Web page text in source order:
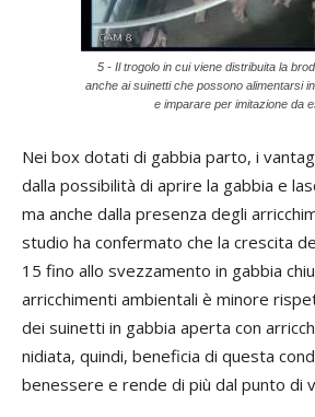
5 - Il trogolo in cui viene distribuita la
anche ai suinetti che possono alimentarsi
e imparare per imitazione da
Nei box dotati di gabbia parto, i
dalla possibilità di aprire la gabbia e
ma anche dalla presenza degli
studio ha confermato che la crescita
15 fino allo svezzamento in gabbia
arricchimenti ambientali è minore
dei suinetti in gabbia aperta con
nidiata, quindi, beneficia di questa
benessere e rende di più dal punto di